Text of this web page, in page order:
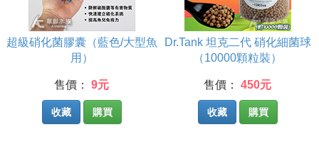
超級硝化菌膠囊（藍色/大型魚
用）
售價： 9元
收藏 購買
Dr.Tank 坦克二代 硝化細菌球
（10000顆粒裝）
售價： 450元
收藏 購買